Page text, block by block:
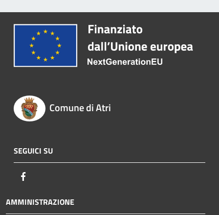
Comune di Atri
SEGUICI SU
AMMINISTRAZIONE